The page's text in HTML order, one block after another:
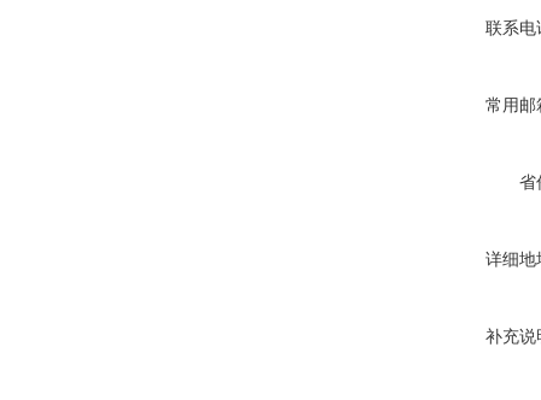
联系电
常用邮
省
详细地
补充说